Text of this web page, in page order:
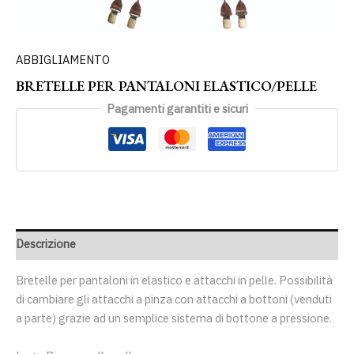
ABBIGLIAMENTO
BRETELLE PER PANTALONI ELASTICO/PELLE
Pagamenti garantiti e sicuri
Descrizione
Bretelle per pantaloni in elastico e attacchi in pelle. Possibilità
di cambiare gli attacchi a pinza con attacchi a bottoni (venduti
a parte) grazie ad un semplice sistema di bottone a pressione.